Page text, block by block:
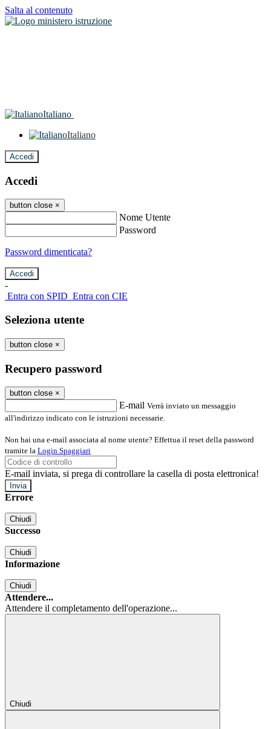
Salta al contenuto
Italiano
Italiano
Accedi
Accedi
button close ×
Nome Utente
Password
Password dimenticata?
-
Entra con SPID Entra con CIE
Seleziona utente
button close ×
Recupero password
button close ×
E-mail Verrà inviato un messaggio
all'indirizzo indicato con le istruzioni necessarie.
Non hai una e-mail associata al nome utente? Effettua il reset della password
tramite la Login Spaggiari
E-mail inviata, si prega di controllare la casella di posta elettronica!
Errore
Chiudi
Successo
Chiudi
Informazione
Chiudi
Attendere...
Attendere il completamento dell'operazione...
Chiudi